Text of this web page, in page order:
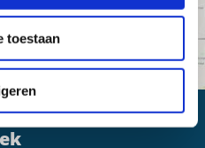
toestaan